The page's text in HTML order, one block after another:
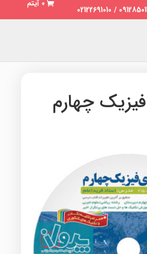
0 آیتم
چهارم